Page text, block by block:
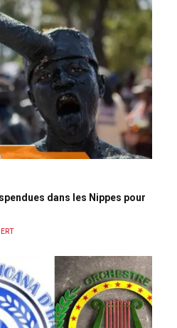
dans les Nippes pour